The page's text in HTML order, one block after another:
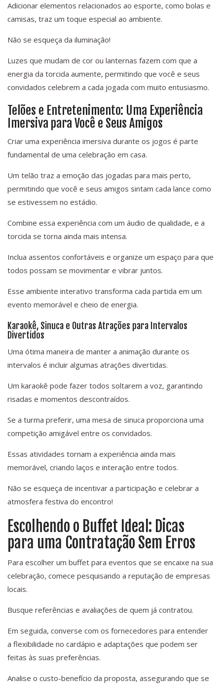
Adicionar elementos relacionados ao esporte, como bolas e
camisas, traz um toque especial ao ambiente.
Não se esqueça da iluminação!
Luzes que mudam de cor ou lanternas fazem com que a
energia da torcida aumente, permitindo que você e seus
convidados celebrem a cada jogada com muito entusiasmo.
Telões e Entretenimento: Uma Experiência
Imersiva para Você e Seus Amigos
Criar uma experiência imersiva durante os jogos é parte
fundamental de uma celebração em casa.
Um telão traz a emoção das jogadas para mais perto,
permitindo que você e seus amigos sintam cada lance como
se estivessem no estádio.
Combine essa experiência com um áudio de qualidade, e a
torcida se torna ainda mais intensa.
Inclua assentos confortáveis e organize um espaço para que
todos possam se movimentar e vibrar juntos.
Esse ambiente interativo transforma cada partida em um
evento memorável e cheio de energia.
Karaokê, Sinuca e Outras Atrações para Intervalos
Divertidos
Uma ótima maneira de manter a animação durante os
intervalos é incluir algumas atrações divertidas.
Um karaokê pode fazer todos soltarem a voz, garantindo
risadas e momentos descontraídos.
Se a turma preferir, uma mesa de sinuca proporciona uma
competição amigável entre os convidados.
Essas atividades tornam a experiência ainda mais
memorável, criando laços e interação entre todos.
Não se esqueça de incentivar a participação e celebrar a
atmosfera festiva do encontro!
Escolhendo o Buffet Ideal: Dicas
para uma Contratação Sem Erros
Para escolher um buffet para eventos que se encaixe na sua
celebração, comece pesquisando a reputação de empresas
locais.
Busque referências e avaliações de quem já contratou.
Em seguida, converse com os fornecedores para entender
a flexibilidade no cardápio e adaptações que podem ser
feitas às suas preferências.
Analise o custo-benefício da proposta, assegurando que se